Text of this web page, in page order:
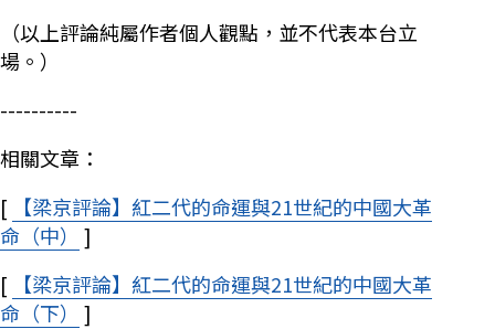
（以上評論純屬作者個人觀點，並不代表本台立
場。）
----------
相關文章：
[
【梁京評論】紅二代的命運與21世紀的中國大革
命（中）
Opens in new window
]
[
【梁京評論】紅二代的命運與21世紀的中國大革
命（下）
Opens in new window
]